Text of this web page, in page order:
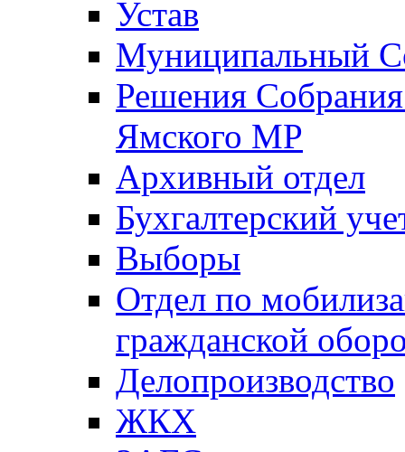
Устав
Муниципальный
Решения
Ямского МР
Архивный отдел
Бухгалтерский
Выборы
Отдел по
гражданской
Делопроизводство
ЖКХ